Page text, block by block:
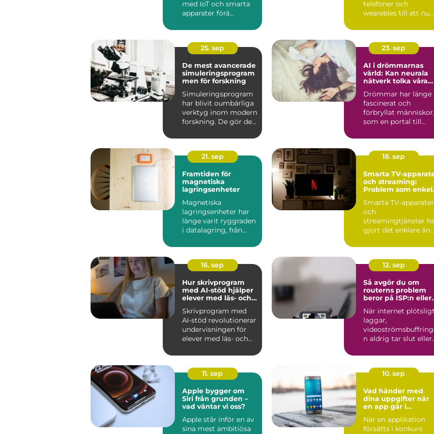
med IoT och smarta
apparater förä...
telefoner och
wearables till att nu
25. sep
De mest avancerade
simuleringsprogram
men för forskning
Simuleringsprogram
har blivit oumbärliga
verktyg inom modern
forskning. De gör det
23. sep
AI i drömmarnas
värld: Kan neurala
nätverk tolka våra
Drömmar har länge
fascinerat och
förbryllat människor,
som en portal till
21. sep
Framtiden för
magnetiska
lagringsenheter
Magnetiska
lagringsenheter har
länge varit ryggraden
i datalagring, från
18. sep
Smarta TV-
och streaming:
Problem som
Smarta TV-apparater
och
streamingtjänster
gjort det enklare än
16. sep
Hur skrivprogram
med AI-stöd hjälper
elever med läs- och
Skrivprogram med
AI-stöd revolutionerar
undervisningen för
elever med läs- och
12. sep
Så avgör du om
routerns problem
beror på ISP:n eller
När internet plötsligt
laggar,
n aldrig tar slut eller
11. sep
Apple bygger om
Siri från grunden –
vad väntar vi oss?
Apple står inför en av
sina mest ambitiösa
10. sep
Vad händer med
dina uppgifter när
en app går i
När en applikation
försätts i konkurs